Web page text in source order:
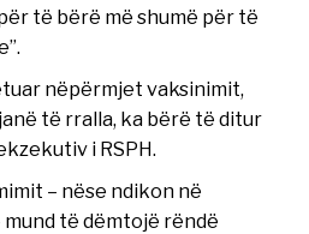
të bërë më shumë për të
nëpërmjet vaksinimit,
të rralla, ka bërë të ditur
i RSPH.
– nëse ndikon në
të dëmtojë rëndë